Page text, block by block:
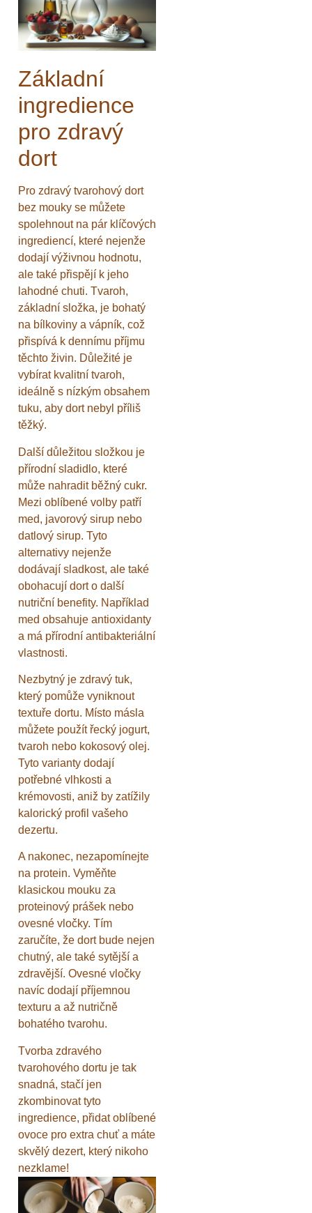
Základní
ingredience
pro zdravý
dort
Pro zdravý tvarohový dort
bez mouky se můžete
spolehnout na pár klíčových
ingrediencí, které nejenže
dodají výživnou hodnotu,
ale také přispějí k jeho
lahodné chuti. Tvaroh,
základní složka, je bohatý
na bílkoviny a vápník, což
přispívá k dennímu příjmu
těchto živin. Důležité je
vybírat kvalitní tvaroh,
ideálně s nízkým obsahem
tuku, aby dort nebyl příliš
těžký.
Další důležitou složkou je
přírodní sladidlo, které
může nahradit běžný cukr.
Mezi oblíbené volby patří
med, javorový sirup nebo
datlový sirup. Tyto
alternativy nejenže
dodávají sladkost, ale také
obohacují dort o další
nutriční benefity. Například
med obsahuje antioxidanty
a má přírodní antibakteriální
vlastnosti.
Nezbytný je zdravý tuk,
který pomůže vyniknout
textuře dortu. Místo másla
můžete použít řecký jogurt,
tvaroh nebo kokosový olej.
Tyto varianty dodají
potřebné vlhkosti a
krémovosti, aniž by zatížily
kalorický profil vašeho
dezertu.
A nakonec, nezapomínejte
na protein. Vyměňte
klasickou mouku za
proteinový prášek nebo
ovesné vločky. Tím
zaručíte, že dort bude nejen
chutný, ale také sytější a
zdravější. Ovesné vločky
navíc dodají příjemnou
texturu a až nutričně
bohatého tvarohu.
Tvorba zdravého
tvarohového dortu je tak
snadná, stačí jen
zkombinovat tyto
ingredience, přidat oblíbené
ovoce pro extra chuť a máte
skvělý dezert, který nikoho
nezklame!